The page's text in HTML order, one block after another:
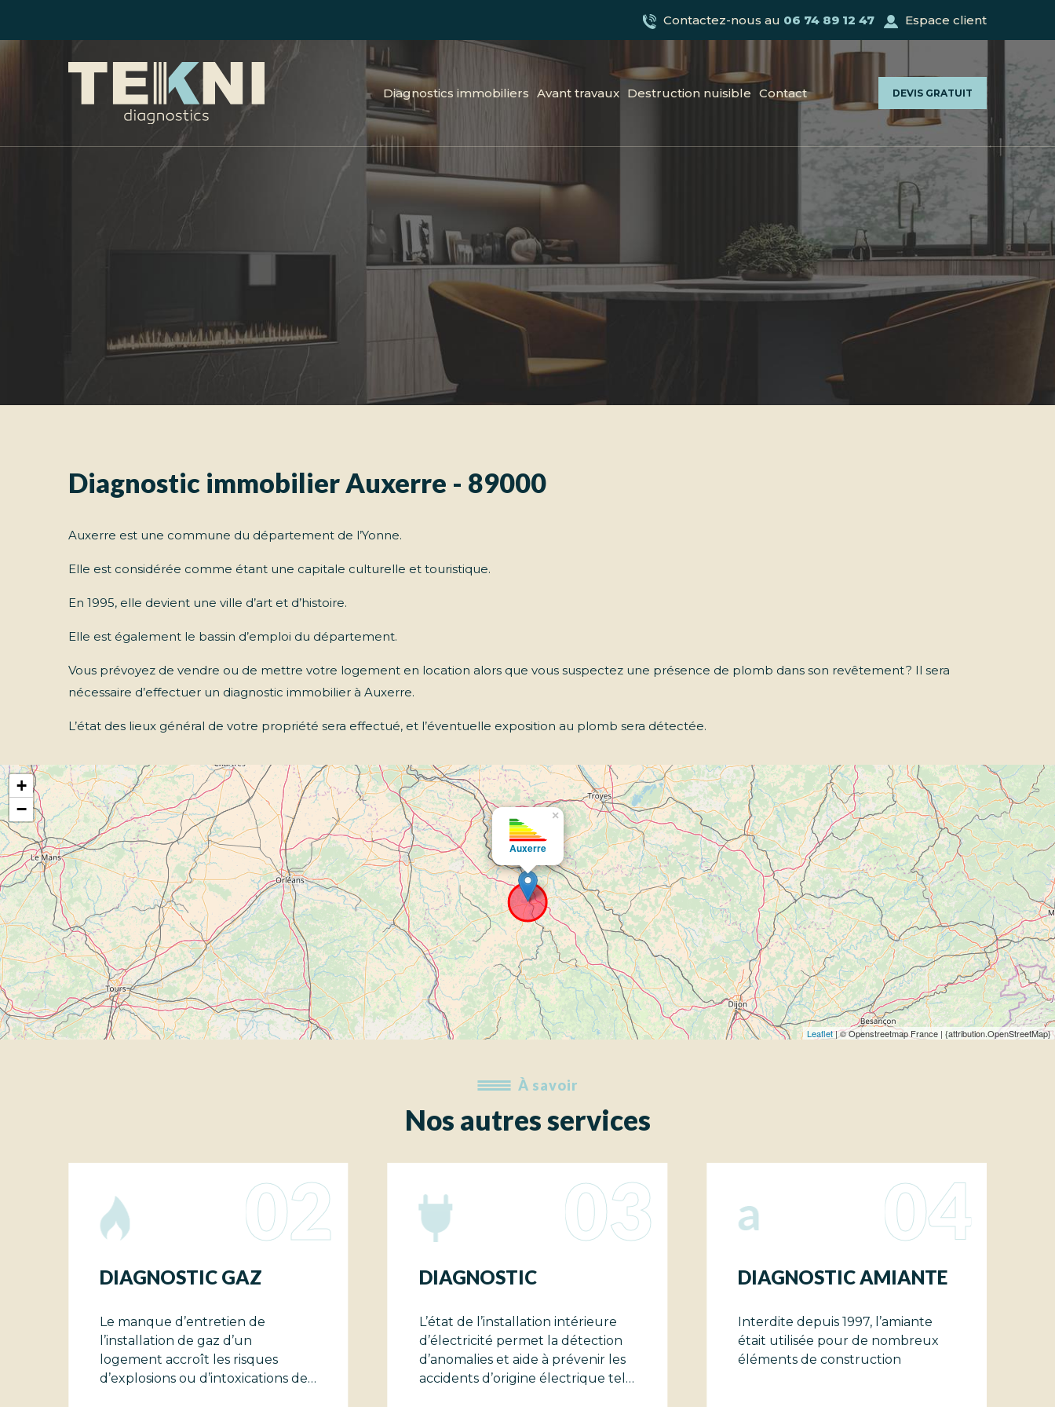
Contactez-nous au 06 74 89 12 47 Espace client
Diagnostics immobiliers Avant travaux Destruction nuisible Contact DEVIS GRATUIT
Diagnostic immobilier Auxerre - 89000
Auxerre est une commune du département de l’Yonne.
Elle est considérée comme étant une capitale culturelle et touristique.
En 1995, elle devient une ville d’art et d’histoire.
Elle est également le bassin d’emploi du département.
Vous prévoyez de vendre ou de mettre votre logement en location alors que vous suspectez une présence de plomb dans son revêtement ? Il sera
nécessaire d’effectuer un diagnostic immobilier à Auxerre.
L’état des lieux général de votre propriété sera effectué, et l’éventuelle exposition au plomb sera détectée.
Auxerre
×
+
−
Leaflet| © Openstreetmap France | {attribution.OpenStreetMap}
À savoir
Nos autres services
02
d’intoxications des
03
DIAGNOSTIC
L’état de l’installation intérieure
d’électricité permet la détection
d’anomalies et aide à prévenir les
accidents d’origine électrique tels
04
DIAGNOSTIC AMIANTE
Interdite depuis 1997, l’amiante
était utilisée pour de nombreux
éléments de construction
DIAGNOSTIC
Ce document atteste la
ou l'absence d'insectes
du bois afin de protéger le